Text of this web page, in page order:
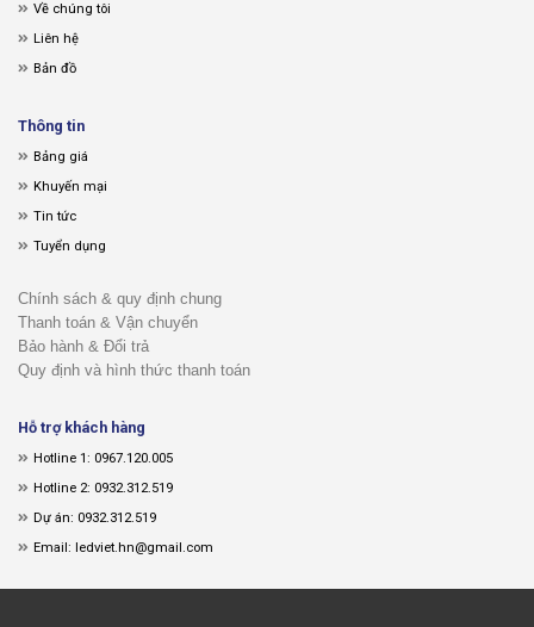
Về chúng tôi
Liên hệ
Bản đồ
Thông tin
Bảng giá
Khuyến mại
Tin tức
Tuyển dụng
Chính sách & quy định chung
Thanh toán & Vận chuyển
Bảo hành & Đổi trả
Quy định và hình thức thanh toán
Hỗ trợ khách hàng
Hotline 1: 0967.120.005
Hotline 2: 0932.312.519
Dự án: 0932.312.519
Email: ledviet.hn@gmail.com